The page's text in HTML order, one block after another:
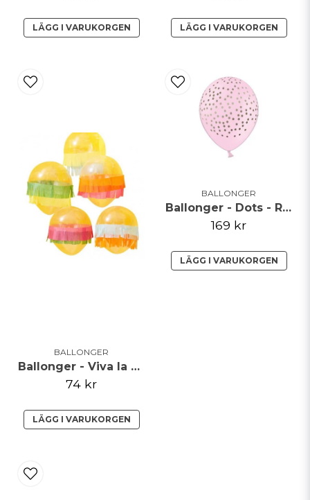
LÄGG I VARUKORGEN LÄGG I VARUKORGEN
BALLONGER
Ballonger - Viva la fiesta
74 kr
LÄGG I VARUKORGEN
BALLONGER
Ballonger - Dots - Rosa/Guld - 50-pack
169 kr
LÄGG I VARUKORGEN